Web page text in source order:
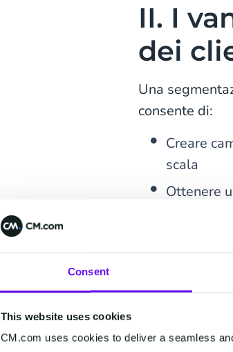
Consent
This website uses cookies
CM.com uses cookies to deliver a seamless
II. I
dei
Una
consente di:
Creare
scala
Ottenere
provi a